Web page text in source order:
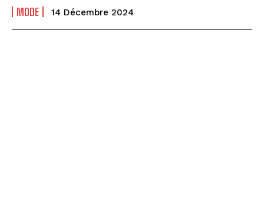
MODE 14 Décembre 2024